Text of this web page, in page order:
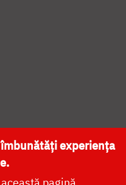
NAȚIONALĂ
experiența